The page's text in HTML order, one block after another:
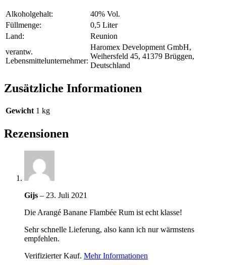
Alkoholgehalt:
40% Vol.
Füllmenge:
0,5 Liter
Land:
Reunion
verantw.
Lebensmittelunternehmer:
Haromex Development GmbH,
Weihersfeld 45, 41379 Brüggen,
Deutschland
Zusätzliche Informationen
Gewicht 1 kg
Rezensionen
Gijs – 23. Juli 2021
Die Arangé Banane Flambée Rum ist echt klasse!
Sehr schnelle Lieferung, also kann ich nur wärmstens
empfehlen.
Verifizierter Kauf. Mehr Informationen